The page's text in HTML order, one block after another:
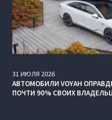
31 ИЮЛЯ 2026
АВТОМОБИЛИ VOYAH
ПОЧТИ 90% СВОИХ